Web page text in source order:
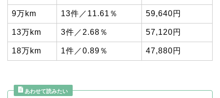
9万km 13件／11.61％ 59,640円
13万km 3件／2.68％ 57,120円
18万km 1件／0.89％ 47,880円